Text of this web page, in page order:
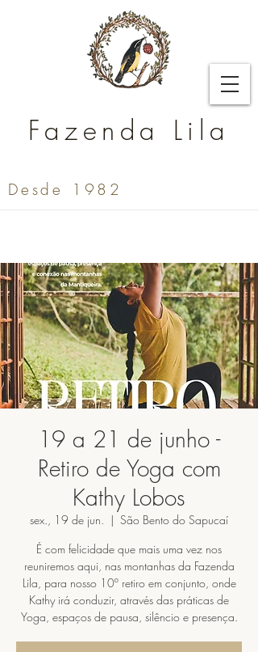
Fazenda Lila
Desde 1982
19 a 21 de junho -
Retiro de Yoga com
Kathy Lobos
sex., 19 de jun.
  |
São Bento do Sapucaí
É com felicidade que mais uma vez nos
reuniremos aqui, nas montanhas da Fazenda
Lila, para nosso 10º retiro em conjunto, onde
Kathy irá conduzir, através das práticas de
Yoga, espaços de pausa, silêncio e presença.